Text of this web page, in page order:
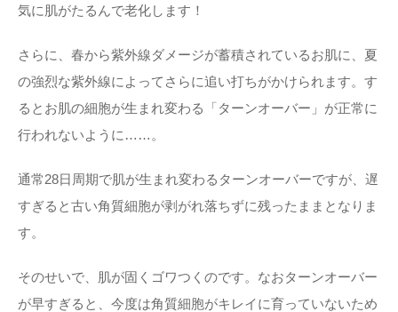
気に肌がたるんで老化します！
さらに、春から紫外線ダメージが蓄積されているお肌に、夏
の強烈な紫外線によってさらに追い打ちがかけられます。す
るとお肌の細胞が生まれ変わる「ターンオーバー」が正常に
行われないように……。
通常28日周期で肌が生まれ変わるターンオーバーですが、遅
すぎると古い角質細胞が剥がれ落ちずに残ったままとなりま
す。
そのせいで、肌が固くゴワつくのです。なおターンオーバー
が早すぎると、今度は角質細胞がキレイに育っていないため